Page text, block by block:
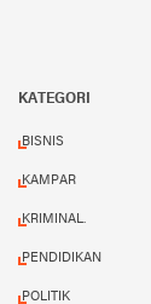
KATEGORI
BISNIS
KAMPAR
KRIMINAL.
PENDIDIKAN
POLITIK